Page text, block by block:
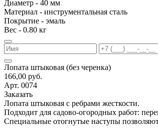
Диаметр - 40 мм
Материал - инструментальная сталь
Покрытие - эмаль
Вес - 0.80 кг
Лопата штыковая (без черенка)
166,00 руб.
Арт. 0074
Заказать
Лопата штыковая с ребрами жесткости.
Подходит для садово-огородных работ:
Специальные отогнутые наступы